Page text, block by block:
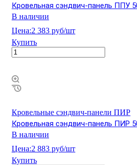
Кровельная сэндвич-панель ППУ
В наличии
Цена:2 383 руб/шт
Купить
Кровельные сэндвич-панели ПИР
Кровельная сэндвич-панель ПИР
В наличии
Цена:2 883 руб/шт
Купить